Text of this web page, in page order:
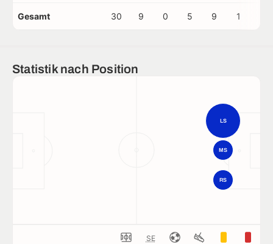
Gesamt 30 9 0 5 9 1
Statistik nach Position
LS
MS
RS
SE